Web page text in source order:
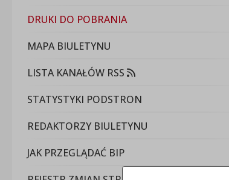
DRUKI DO POBRANIA
MAPA BIULETYNU
LISTA KANAŁÓW RSS
STATYSTYKI PODSTRON
REDAKTORZY BIULETYNU
JAK PRZEGLĄDAĆ BIP